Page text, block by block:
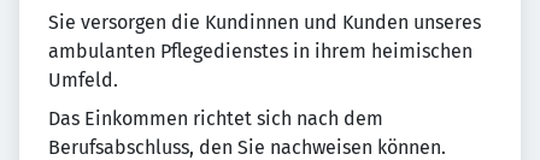
Sie versorgen die Kundinnen und Kunden unseres
ambulanten Pflegedienstes in ihrem heimischen
Umfeld.
Das Einkommen richtet sich nach dem
Berufsabschluss, den Sie nachweisen können.